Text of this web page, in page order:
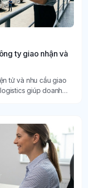
ty giao nhận và
tử và nhu cầu giao
giúp doanh